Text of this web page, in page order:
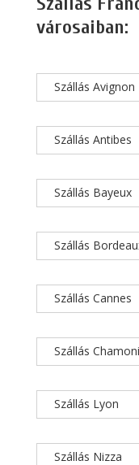
városaiban:
Szállás Avignon
Szállás Antibes
Szállás Bayeux
Szállás
Szállás Cannes
Szállás
Szállás Lyon
Szállás Nizza